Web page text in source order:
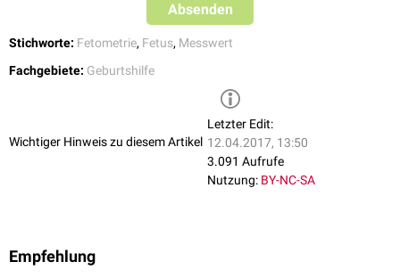
Absenden
Stichworte: Fetometrie, Fetus, Messwert
Fachgebiete: Geburtshilfe
Wichtiger Hinweis zu diesem Artikel
Letzter Edit:
12.04.2017, 13:50
3.091 Aufrufe
Nutzung: BY-NC-SA
Empfehlung